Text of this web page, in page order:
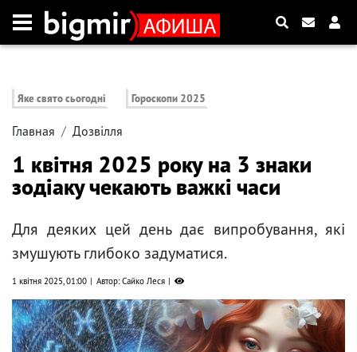
Яке свято сьогодні Гороскопи 2025
Главная Дозвілля
1 квітня 2025 року на 3 знаки
зодіаку чекають важкі часи
Для деяких цей день дає випробування, які
змушують глибоко задуматися.
1 квітня 2025, 01:00 Автор: Сайко Леся